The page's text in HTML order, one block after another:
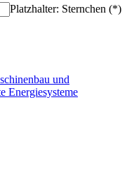
Platzhalter: Sternchen (*)
und
Energiesysteme